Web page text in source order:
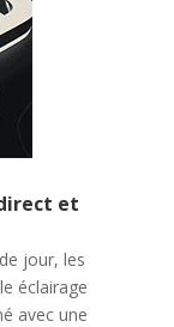
et
jour, les
éclairage
avec une